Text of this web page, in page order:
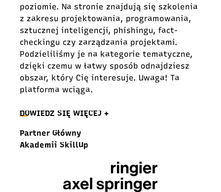
poziomie. Na stronie znajdują się szkolenia
z zakresu projektowania, programowania,
sztucznej inteligencji, phishingu, fact-
checkingu czy zarządzania projektami.
Podzieliliśmy je na kategorie tematyczne,
dzięki czemu w łatwy sposób odnajdziesz
obszar, który Cię interesuje. Uwaga! Ta
platforma wciąga.
DOWIEDZ SIĘ WIĘCEJ +
Partner Główny
Akademii SkillUp